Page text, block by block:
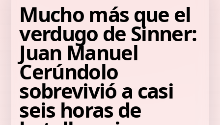
Mucho más que el
verdugo de Sinner:
Juan Manuel
Cerúndolo
sobrevivió a casi
seis horas de